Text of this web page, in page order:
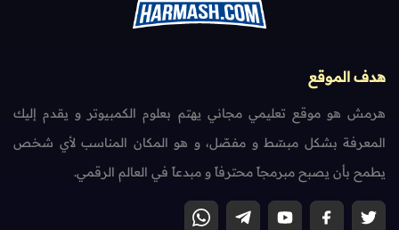
هدف الموقع
هرمش هو موقع تعليمي مجاني يهتم بعلوم الكمبيوتر و يقدم إليك
المعرفة بشكل مبسّط و مفصّل، و هو المكان المناسب لأي شخص
يطمح بأن يصبح مبرمجاً محترفاً و مبدعاً في العالم الرقمي.